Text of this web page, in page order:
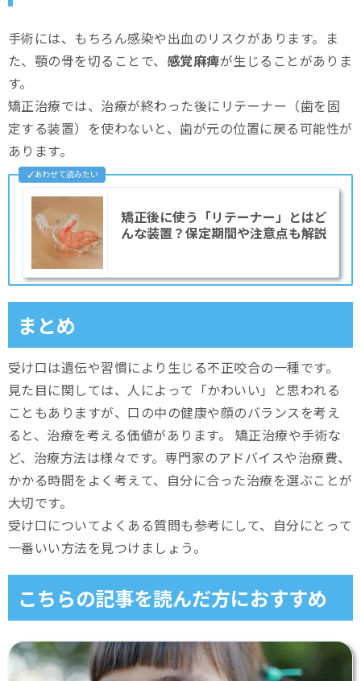
手術には、もちろん感染や出血のリスクがあります。ま
た、顎の骨を切ることで、 感覚麻痺が生じることがありま
す。
矯正治療では、治療が終わった後にリテーナー（歯を固
定する装置）を使わないと、歯が元の位置に戻る可能性が
あります。
矯正後に使う「リテーナー」とはど
んな装置？保定期間や注意点も解説
まとめ
受け口は遺伝や習慣により生じる不正咬合の一種です。
見た目に関しては、人によって「かわいい」と思われる
こともありますが、口の中の健康や顔のバランスを考え
ると、治療を考える価値があります。 矯正治療や手術な
ど、治療方法は様々です。専門家のアドバイスや治療費、
かかる時間をよく考えて、自分に合った治療を選ぶことが
大切です。
受け口についてよくある質問も参考にして、自分にとって
一番いい方法を見つけましょう。
こちらの記事を読んだ方におすすめ